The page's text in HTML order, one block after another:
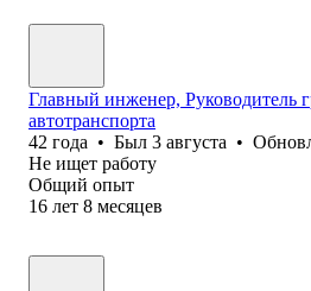
Главный инженер, Руководитель
автотранспорта
42 года • Был 3 августа •
Не ищет работу
Общий опыт
16 лет 8 месяцев